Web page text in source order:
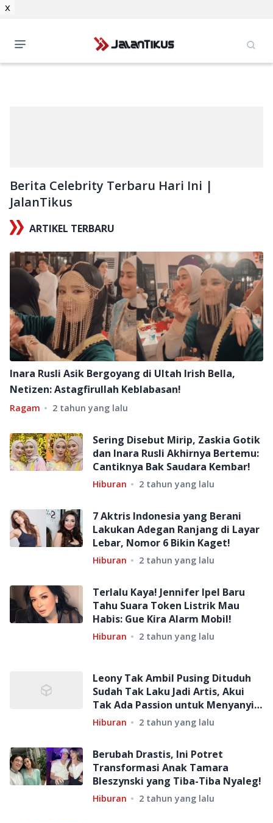
Berita Celebrity Terbaru Hari Ini |
JalanTikus
ARTIKEL TERBARU
Inara Rusli Asik Bergoyang di Ultah Irish Bella,
Netizen: Astagfirullah Keblabasan!
Ragam 2 tahun yang lalu
Sering Disebut Mirip, Zaskia Gotik
dan Inara Rusli Akhirnya Bertemu:
Cantiknya Bak Saudara Kembar!
Hiburan 2 tahun yang lalu
7 Aktris Indonesia yang Berani
Lakukan Adegan Ranjang di Layar
Lebar, Nomor 6 Bikin Kaget!
Hiburan 2 tahun yang lalu
Terlalu Kaya! Jennifer Ipel Baru
Tahu Suara Token Listrik Mau
Habis: Gue Kira Alarm Mobil!
Hiburan 2 tahun yang lalu
Leony Tak Ambil Pusing Dituduh
Sudah Tak Laku Jadi Artis, Akui
Tak Ada Passion untuk Menyanyi
Lagi
Hiburan 2 tahun yang lalu
Berubah Drastis, Ini Potret
Transformasi Anak Tamara
Bleszynski yang Tiba-Tiba Nyaleg!
Hiburan 2 tahun yang lalu
x